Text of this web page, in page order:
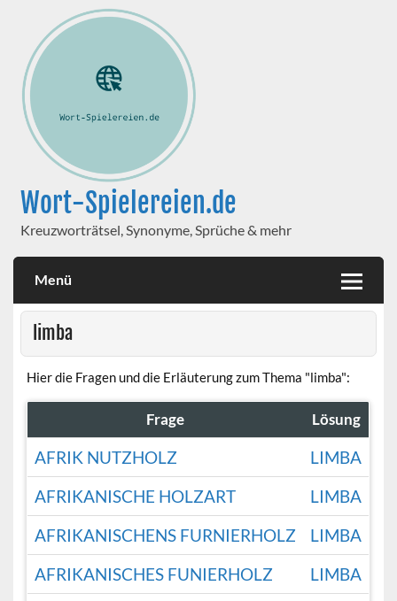
Wort-Spielereien.de
Kreuzworträtsel, Synonyme, Sprüche & mehr
Menü
limba
Hier die Fragen und die Erläuterung zum Thema "limba":
Frage Lösung
AFRIK NUTZHOLZ
LIMBA
AFRIKANISCHE HOLZART
LIMBA
AFRIKANISCHENS FURNIERHOLZ
LIMBA
AFRIKANISCHES FUNIERHOLZ
LIMBA